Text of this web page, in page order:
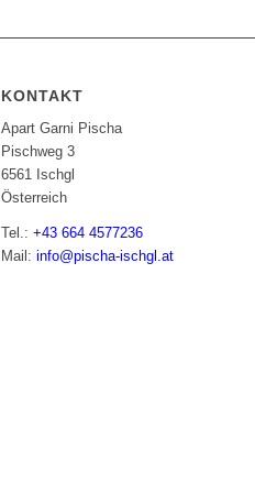
KONTAKT
Apart Garni Pischa
Pischweg 3
6561 Ischgl
Österreich
Tel.: +43 664 4577236
Mail: info@pischa-ischgl.at